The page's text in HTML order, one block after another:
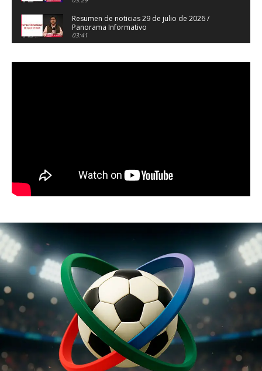
Resumen de noticias 29 de julio de 2026 /
Panorama Informativo
03:41
Panorama Informativo